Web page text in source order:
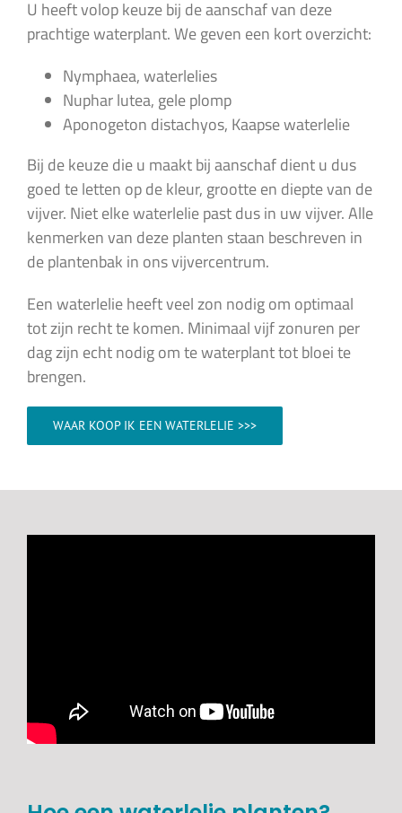
U heeft volop keuze bij de aanschaf van deze
prachtige waterplant. We geven een kort overzicht:
Nymphaea, waterlelies
Nuphar lutea, gele plomp
Aponogeton distachyos, Kaapse waterlelie
Bij de keuze die u maakt bij aanschaf dient u dus
goed te letten op de kleur, grootte en diepte van de
vijver. Niet elke waterlelie past dus in uw vijver. Alle
kenmerken van deze planten staan beschreven in
de plantenbak in ons vijvercentrum.
Een waterlelie heeft veel zon nodig om optimaal
tot zijn recht te komen. Minimaal vijf zonuren per
dag zijn echt nodig om te waterplant tot bloei te
brengen.
WAAR KOOP IK EEN WATERLELIE >>>